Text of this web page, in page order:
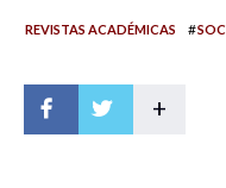
REVISTAS ACADÉMICAS #
+